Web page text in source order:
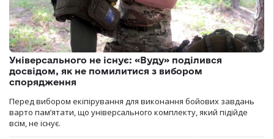
Універсального не існує: «Вуду» поділився
досвідом, як не помилитися з вибором
спорядження
Перед вибором екіпірування для виконання бойових завдань
варто пам’ятати, що універсального комплекту, який підійде
всім, не існує.